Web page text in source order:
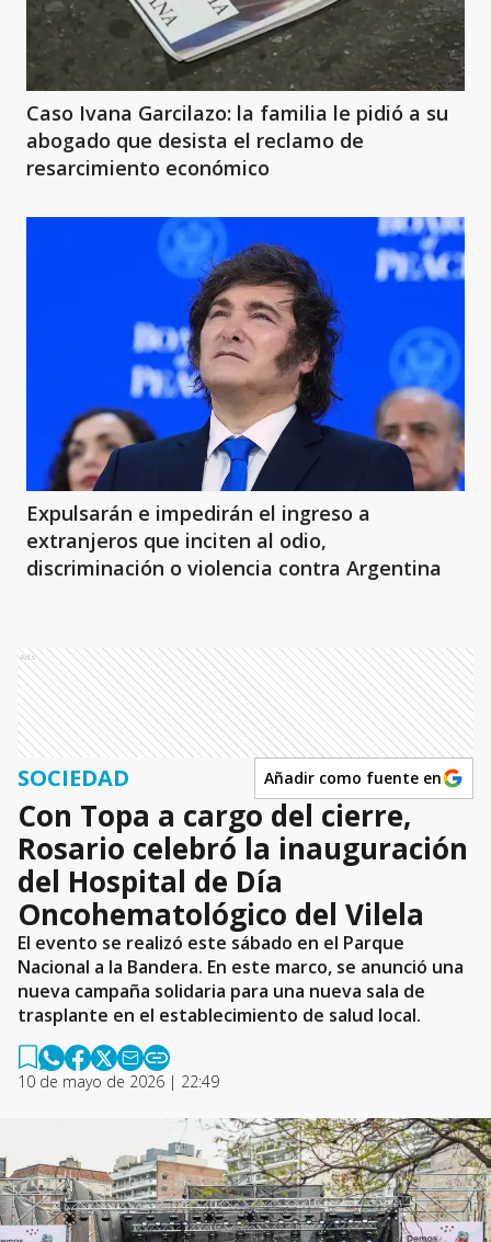
Caso Ivana Garcilazo: la familia le pidió a su
abogado que desista el reclamo de
resarcimiento económico
Expulsarán e impedirán el ingreso a
extranjeros que inciten al odio,
discriminación o violencia contra Argentina
Ads
SOCIEDAD Añadir como fuente en
Con Topa a cargo del cierre,
Rosario celebró la inauguración
del Hospital de Día
Oncohematológico del Vilela
El evento se realizó este sábado en el Parque
Nacional a la Bandera. En este marco, se anunció una
nueva campaña solidaria para una nueva sala de
trasplante en el establecimiento de salud local.
10 de mayo de 2026 | 22:49